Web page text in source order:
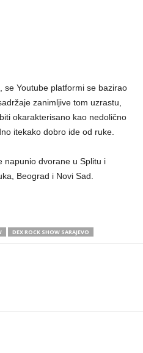
se Youtube platformi se bazirao
zanimljive tom uzrastu,
okarakterisano kao nedolično
itekako dobro ide od ruke.
napunio dvorane u Splitu i
Beograd i Novi Sad.
DEX ROCK SHOW SARAJEVO